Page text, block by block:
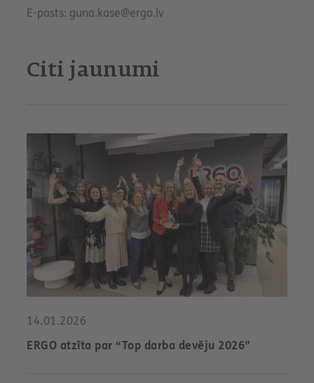
E-pasts: guna.kase@ergo.lv
Citi jaunumi
14.01.2026
ERGO atzīta par “Top darba devēju 2026”